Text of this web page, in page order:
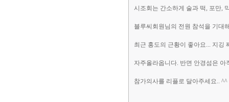
시조회는 간소하게 술과 떡, 포만,
블루씨회원님의 전원 참석을 기대
최근 홍도의 근황이 좋아요... 지깅
자주올라옵니다. 반면 안경섬은 아
참가의사를 리플로 달아주세요.. ^^